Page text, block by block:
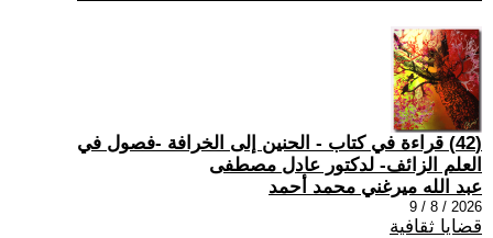
(42) قراءة في كتاب - الحنين إلى الخرافة -فصول في
العلم الزائف- لدكتور عادل مصطفى
عبد الله ميرغني محمد أحمد
2026 / 8 / 9
قضايا ثقافية